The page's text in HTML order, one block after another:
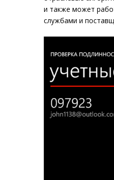
и также может
службами и